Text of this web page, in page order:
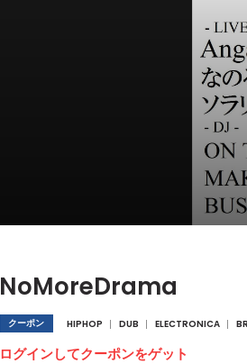
NoMoreDrama
クーポン HIPHOP DUB ELECTRONICA
ログインしてクーポンをゲット